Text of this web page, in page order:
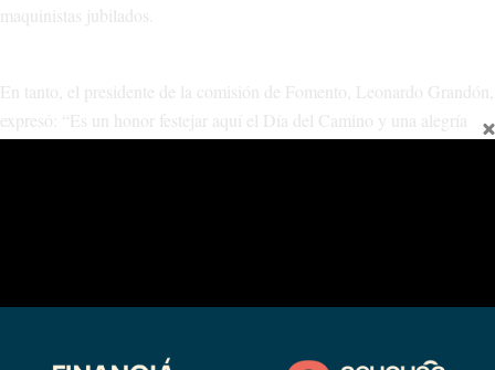
maquinistas jubilados.
En tanto, el presidente de la comisión de Fomento, Leonardo Grandón,
expresó: “Es un honor festejar aquí el Día del Camino y una alegría
iniciado la gestión ya nos haya visitado en tres oportunidades. Creo